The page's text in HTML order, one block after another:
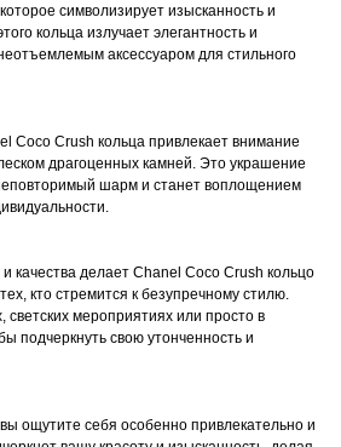
символизирует изысканность и
кольца излучает элегантность и
аксессуаром для стильного
Coco Crush кольца привлекает внимание
драгоценных камней. Это украшение
шарм и станет воплощением
качества делает Chanel Coco Crush кольцо
кто стремится к безупречному стилю.
светских мероприятиях или просто в
подчеркнуть свою утонченность и
ощутите себя особенно привлекательно и